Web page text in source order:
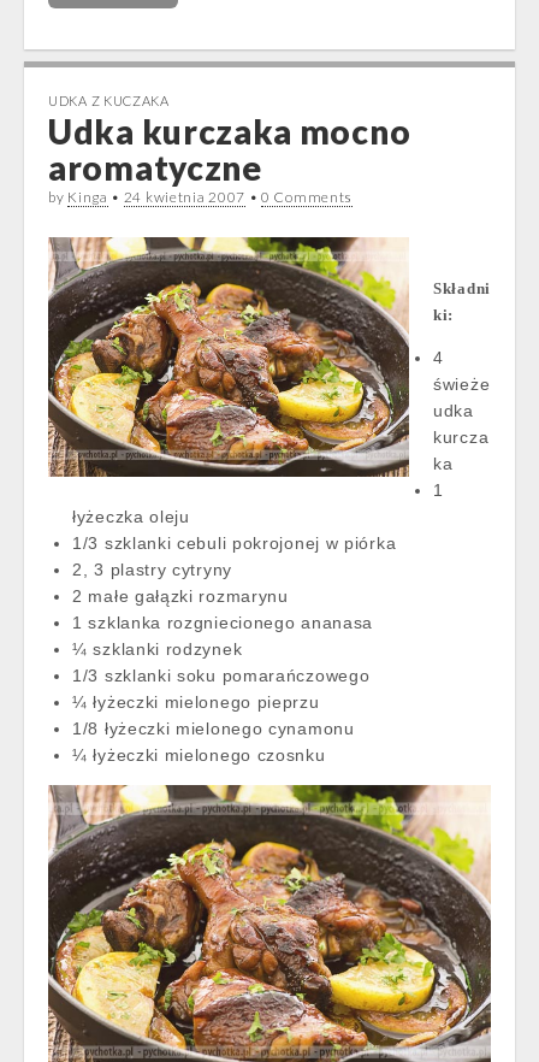
UDKA Z KUCZAKA
Udka kurczaka mocno
aromatyczne
by Kinga • 24 kwietnia 2007 •0 Comments
Składni
ki:
4
świeże
udka
kurcza
ka
1
łyżeczka oleju
1/3 szklanki cebuli pokrojonej w piórka
2, 3 plastry cytryny
2 małe gałązki rozmarynu
1 szklanka rozgniecionego ananasa
¼ szklanki rodzynek
1/3 szklanki soku pomarańczowego
¼ łyżeczki mielonego pieprzu
1/8 łyżeczki mielonego cynamonu
¼ łyżeczki mielonego czosnku